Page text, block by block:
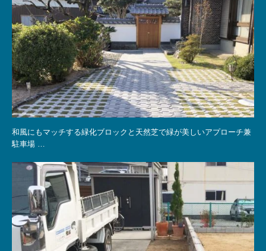
和風にもマッチする緑化ブロックと天然芝で緑が美しいアプローチ兼
駐車場 …